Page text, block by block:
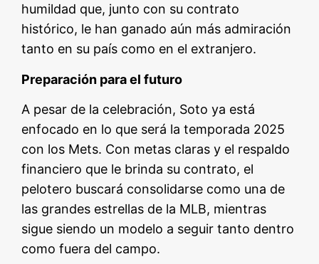
humildad que, junto con su contrato
histórico, le han ganado aún más admiración
tanto en su país como en el extranjero.
Preparación para el futuro
A pesar de la celebración, Soto ya está
enfocado en lo que será la temporada 2025
con los Mets. Con metas claras y el respaldo
financiero que le brinda su contrato, el
pelotero buscará consolidarse como una de
las grandes estrellas de la MLB, mientras
sigue siendo un modelo a seguir tanto dentro
como fuera del campo.